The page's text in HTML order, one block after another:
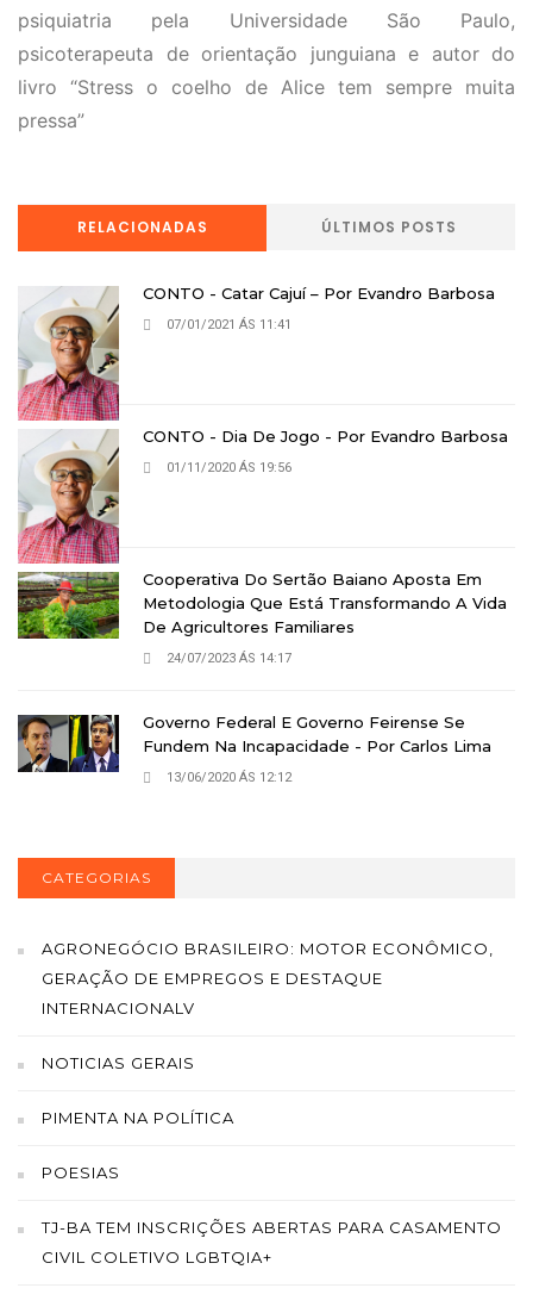
psiquiatria pela Universidade São Paulo,
psicoterapeuta de orientação junguiana e autor do
livro “Stress o coelho de Alice tem sempre muita
pressa”
RELACIONADAS ÚLTIMOS POSTS
CONTO - Catar Cajuí – Por Evandro Barbosa
07/01/2021 ÁS 11:41
CONTO - Dia De Jogo - Por Evandro Barbosa
01/11/2020 ÁS 19:56
Cooperativa Do Sertão Baiano Aposta Em
Metodologia Que Está Transformando A Vida
De Agricultores Familiares
24/07/2023 ÁS 14:17
Governo Federal E Governo Feirense Se
Fundem Na Incapacidade - Por Carlos Lima
13/06/2020 ÁS 12:12
CATEGORIAS
AGRONEGÓCIO BRASILEIRO: MOTOR ECONÔMICO,
GERAÇÃO DE EMPREGOS E DESTAQUE
INTERNACIONALV
NOTICIAS GERAIS
PIMENTA NA POLÍTICA
POESIAS
TJ-BA TEM INSCRIÇÕES ABERTAS PARA CASAMENTO
CIVIL COLETIVO LGBTQIA+